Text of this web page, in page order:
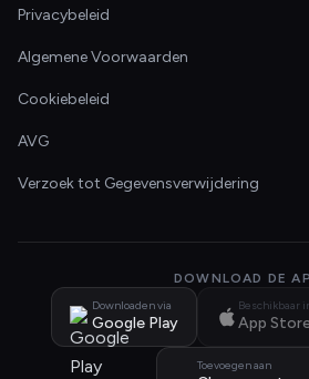
Privacybeleid
Algemene Voorwaarden
Cookiebeleid
AVG
Verzoek tot Gegevensverwijdering
DOWNLOAD DE
Downloaden via
Google Play
Beschikbaar
App
Toevoegen aan